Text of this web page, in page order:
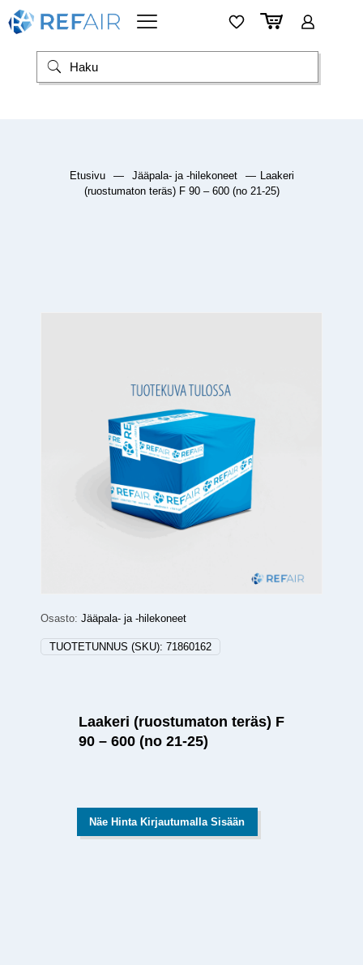
Etusivu — Jääpala- ja -hilekoneet — Laakeri
(ruostumaton teräs) F 90 – 600 (no 21-25)
Osasto: Jääpala- ja -hilekoneet
TUOTETUNNUS (SKU): 71860162
Laakeri (ruostumaton teräs) F
90 – 600 (no 21-25)
Näe Hinta Kirjautumalla Sisään